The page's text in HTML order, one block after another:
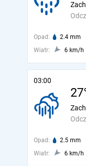
Opad: 2.4 mm
Wiatr:
6 km/h
03:00
Opad: 2.5 mm
Wiatr:
6 km/h